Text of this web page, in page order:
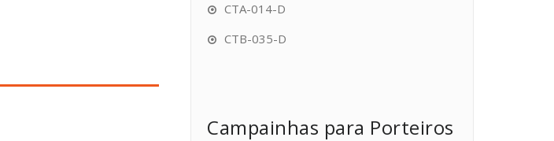
CTA-014-D
CTB-035-D
Campainhas para Porteiros